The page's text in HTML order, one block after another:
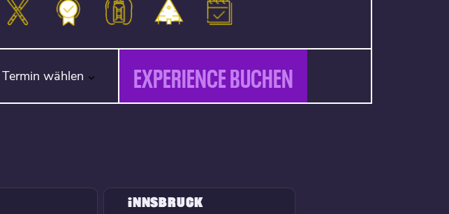
Termin wählen EXPERIENCE BUCHEN
INNSBRUCK